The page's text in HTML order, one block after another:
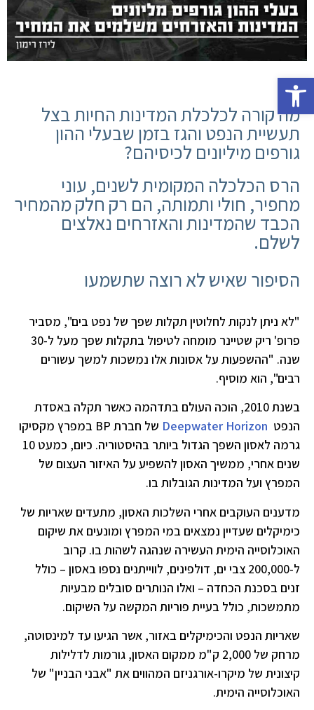
פתח סרגל נגישות
מה קורה לכלכלת המדינות החיות בצל
תעשיית הנפט והגז בזמן שבעלי ההון
גורפים מיליונים לכיסיהם?
הרס הכלכלה המקומית לשנים, עוני
מחפיר, חולי ותמותה, הם רק חלק מהמחיר
הכבד שהמדינות והאזרחים נאלצים
לשלם.
הסיפור שאיש לא רוצה שתשמעו
"לא ניתן לנקות לחלוטין תקלות שפך של נפט בים", מסביר
פרופ' ריק שטיינר מומחה לטיפול בתקלות שפך מעל ל-30
שנה. "ההשפעות על אסונות אלו נמשכות למשך עשורים
רבים", הוא מוסיף.
בשנת 2010, הוכה העולם בתדהמה כאשר תקלה באסדת
הנפט Deepwater Horizon
של חברת BP במפרץ מקסיקו
גרמה לאסון השפך הגדול ביותר בהיסטוריה. כיום, כמעט 10
שנים אחרי, ממשיך האסון להשפיע על האיזור העצום של
המפרץ ועל המדינות הגובלות בו.
מדענים העוקבים אחרי השלכות האסון, מתעדים שאריות של
כימיקלים שעדיין נמצאים במי המפרץ ומונעים את שיקום
האוכלוסייה הימית העשירה שנהגה לשהות בו. קרוב
ל-200,000 צבי ים, דולפינים, לווייתנים נספו באסון – כולל
זנים בסכנת הכחדה – ואלו הנותרים סובלים מבעיות
מתמשכות, כולל בעיית פוריות המקשה על השיקום.
שאריות הנפט והכימיקלים באזור, אשר הגיעו עד למינסוטה,
מרחק של 2,000 ק"מ ממקום האסון, גורמות לדלילות
קיצונית של מיקרו-אורגניזם המהווים את "אבני הבניין" של
האוכלוסייה הימית.